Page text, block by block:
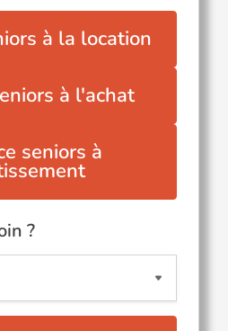
à la location
à l'achat
seniors à
?